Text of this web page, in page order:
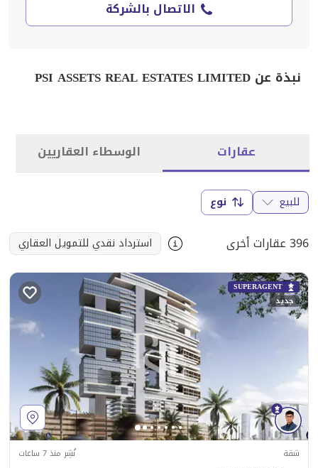
الاتصال بالشركة
نبذة عن PSI ASSETS REAL ESTATES LIMITED
عقارات الوسطاء العقاريين
للبيع نوع
396 عقارات أخرى استرداد نقدي للتمويل العقاري
SUPERAGENT
جديد
شقة نُشِر منذ 7 ساعات